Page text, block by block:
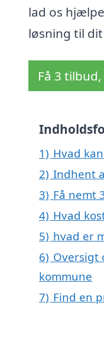
lad os
løsning til
Få 3
1) Hvad
2) Indhent
3) Få nemt
4) Hvad
5) hvad er
6) Oversigt
kommune
7) Find en